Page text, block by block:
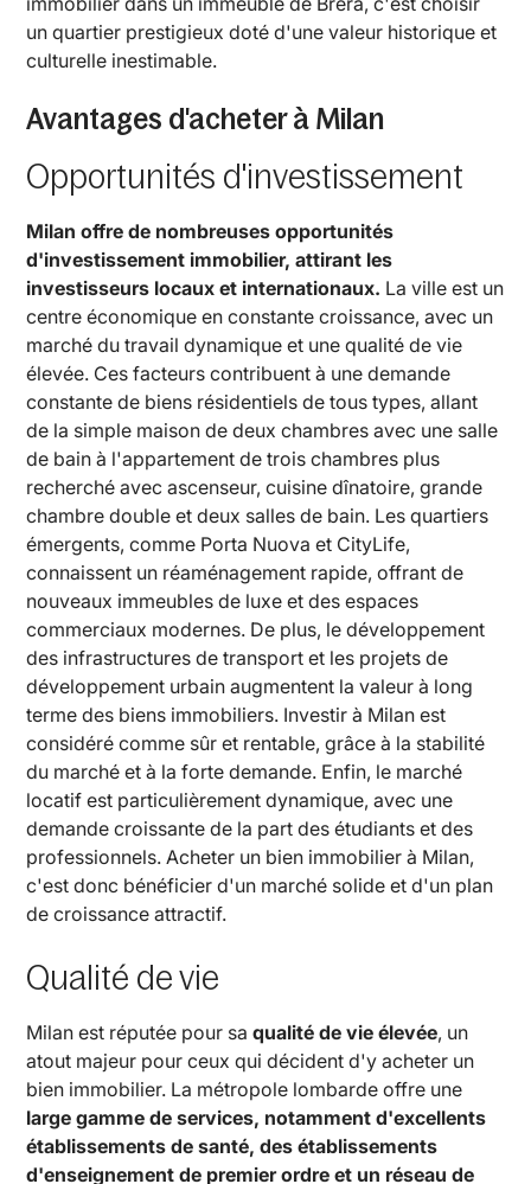
un quartier prestigieux doté d'une valeur historique et
culturelle inestimable.
Avantages d'acheter à Milan
Opportunités d'investissement
Milan offre de nombreuses opportunités
d'investissement immobilier, attirant les
investisseurs locaux et internationaux. La ville est un
centre économique en constante croissance, avec un
marché du travail dynamique et une qualité de vie
élevée. Ces facteurs contribuent à une demande
constante de biens résidentiels de tous types, allant
de la simple maison de deux chambres avec une salle
de bain à l'appartement de trois chambres plus
recherché avec ascenseur, cuisine dînatoire, grande
chambre double et deux salles de bain. Les quartiers
émergents, comme Porta Nuova et CityLife,
connaissent un réaménagement rapide, offrant de
nouveaux immeubles de luxe et des espaces
commerciaux modernes. De plus, le développement
des infrastructures de transport et les projets de
développement urbain augmentent la valeur à long
terme des biens immobiliers. Investir à Milan est
considéré comme sûr et rentable, grâce à la stabilité
du marché et à la forte demande. Enfin, le marché
locatif est particulièrement dynamique, avec une
demande croissante de la part des étudiants et des
professionnels. Acheter un bien immobilier à Milan,
c'est donc bénéficier d'un marché solide et d'un plan
de croissance attractif.
Qualité de vie
Milan est réputée pour saqualité de vie élevée, un
atout majeur pour ceux qui décident d'y acheter un
bien immobilier. La métropole lombarde offre une
large gamme de services, notamment d'excellents
établissements de santé, des établissements
d'enseignement de premier ordre et un réseau de